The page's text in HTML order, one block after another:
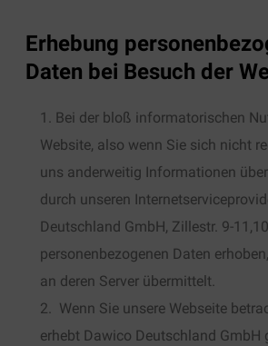
Erhebung
Daten bei Besuch der
Bei der bloß informatorischen
Website, also wenn Sie sich nicht
uns anderweitig Informationen
durch unseren
Deutschland GmbH, Zillestr. 9-
personenbezogenen Daten
an deren Server übermittelt.
Wenn Sie unsere Webseite
erhebt Dawico Deutschland GmbH